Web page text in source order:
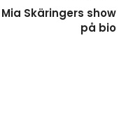
Mia Skäringers show
på bio